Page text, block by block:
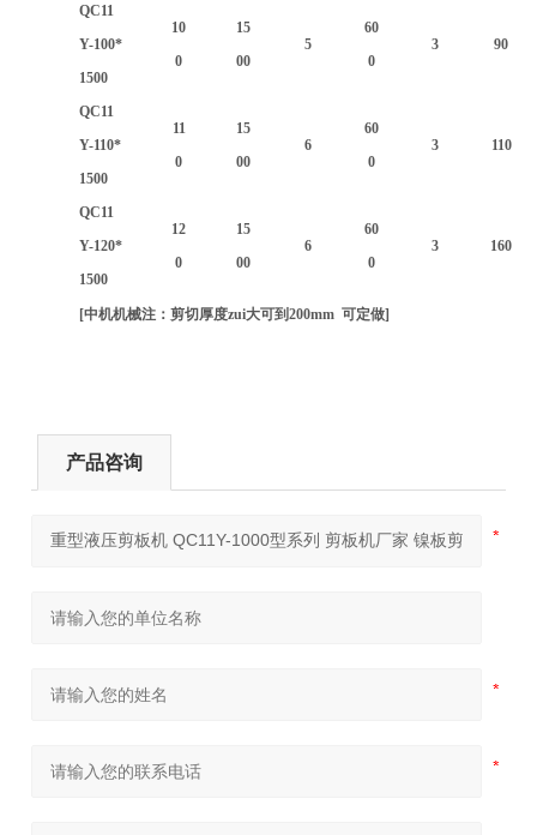
QC11
Y-100*
1500
10
0
15
00
5
60
0
3 90
QC11
Y-110*
1500
11
0
15
00
6
60
0
3 110
QC11
Y-120*
1500
12
0
15
00
6
60
0
3 160
[中机机械注：剪切厚度zui大可到200mm 可定做]
产品咨询